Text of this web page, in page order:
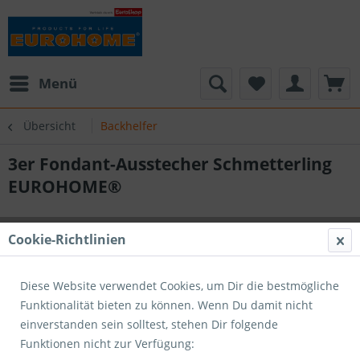
Menü
Übersicht Backhelfer
3er Fondant-Ausstecher Schmetterling
EUROHOME®
Cookie-Richtlinien
Diese Website verwendet Cookies, um Dir die bestmögliche
Funktionalität bieten zu können. Wenn Du damit nicht
einverstanden sein solltest, stehen Dir folgende
Funktionen nicht zur Verfügung: